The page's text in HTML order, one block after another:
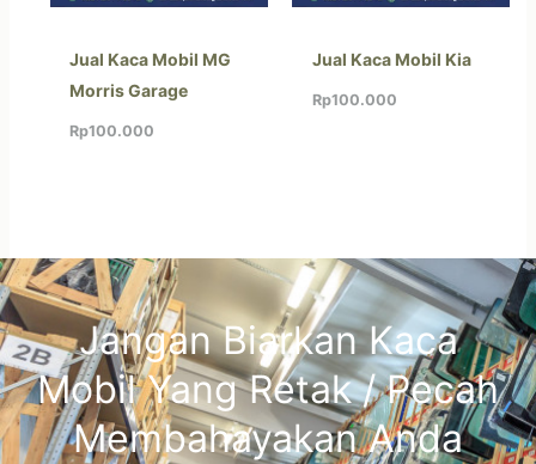
Jual Kaca Mobil MG
Morris Garage
Rp100.000
Jual Kaca Mobil Kia
Rp100.000
Jangan Biarkan Kaca
Mobil Yang Retak / Pecah
Membahayakan Anda